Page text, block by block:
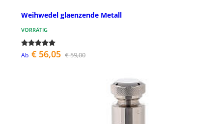
Weihwedel glaenzende Metall
VORRÄTIG
Ab € 56,05 € 59,00